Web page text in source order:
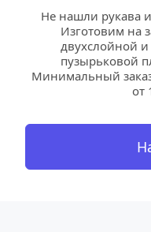
Не нашли рукава
Изготовим на
двухслойной
пузырьковой
Минимальный
от